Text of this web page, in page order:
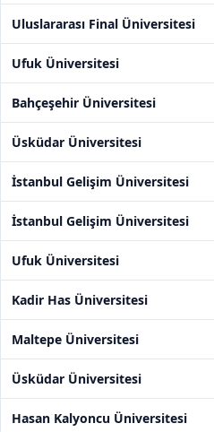
Uluslararası Final Üniversitesi
Ufuk Üniversitesi
Bahçeşehir Üniversitesi
Üsküdar Üniversitesi
İstanbul Gelişim Üniversitesi
İstanbul Gelişim Üniversitesi
Ufuk Üniversitesi
Kadir Has Üniversitesi
Maltepe Üniversitesi
Üsküdar Üniversitesi
Hasan Kalyoncu Üniversitesi